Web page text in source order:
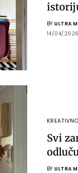
BY ULTRA
14/04/2026
KREATIVNO
Svi
BY ULTRA